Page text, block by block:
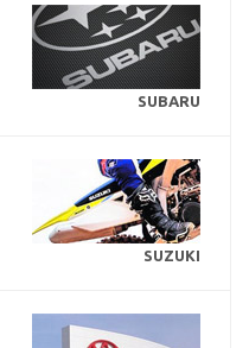
SUBARU
SUZUKI